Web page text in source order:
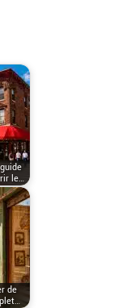
le…
de